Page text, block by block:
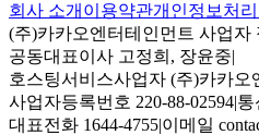
회사 소개 이용약관개인정보처
(주)카카오엔터테인먼트 사업자
공동대표이사 고정희, 장윤중|
호스팅서비스사업자 (주)카카오
사업자등록번호 220-88-02594|통
대표전화 1644-4755|이메일